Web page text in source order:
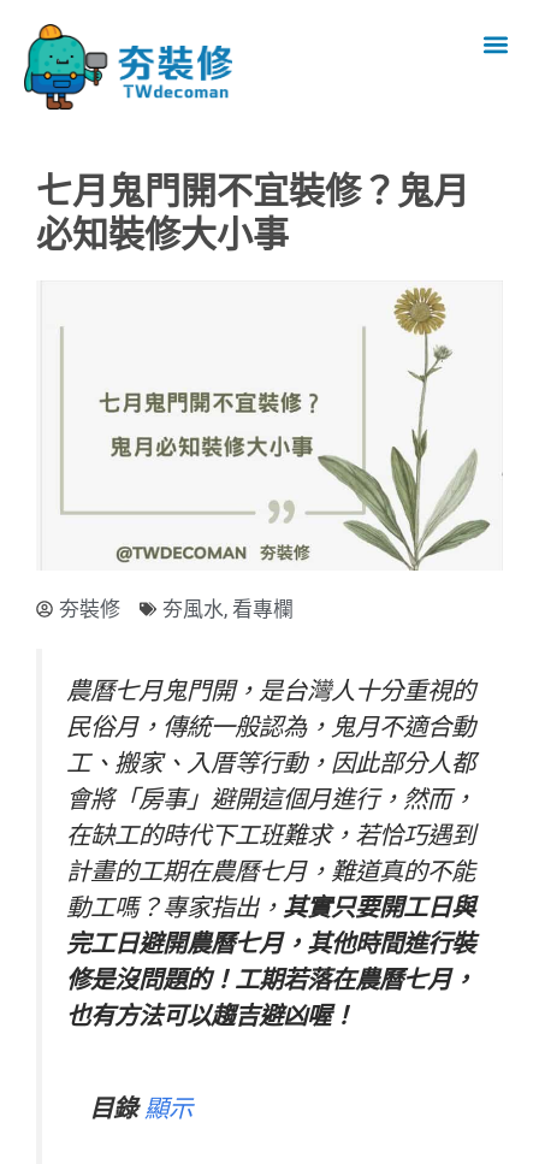
七月鬼門開不宜裝修？鬼月
必知裝修大小事
夯裝修 夯風水, 看專欄
農曆七月鬼門開，是台灣人十分重視的
民俗月，傳統一般認為，鬼月不適合動
工、搬家、入厝等行動，因此部分人都
會將「房事」避開這個月進行，然而，
在缺工的時代下工班難求，若恰巧遇到
計畫的工期在農曆七月，難道真的不能
動工嗎？專家指出， 其實只要開工日與
完工日避開農曆七月，其他時間進行裝
修是沒問題的！工期若落在農曆七月，
也有方法可以趨吉避凶喔！
目錄 顯示